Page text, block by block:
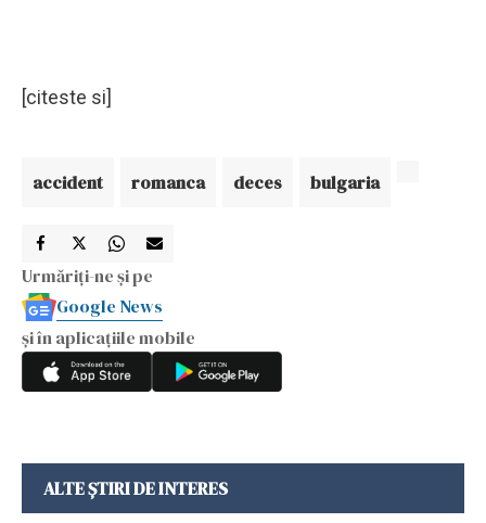
[citeste si]
accident romanca deces bulgaria
Urmăriți-ne și pe
Google News
și în aplicațiile mobile
ALTE ȘTIRI DE INTERES